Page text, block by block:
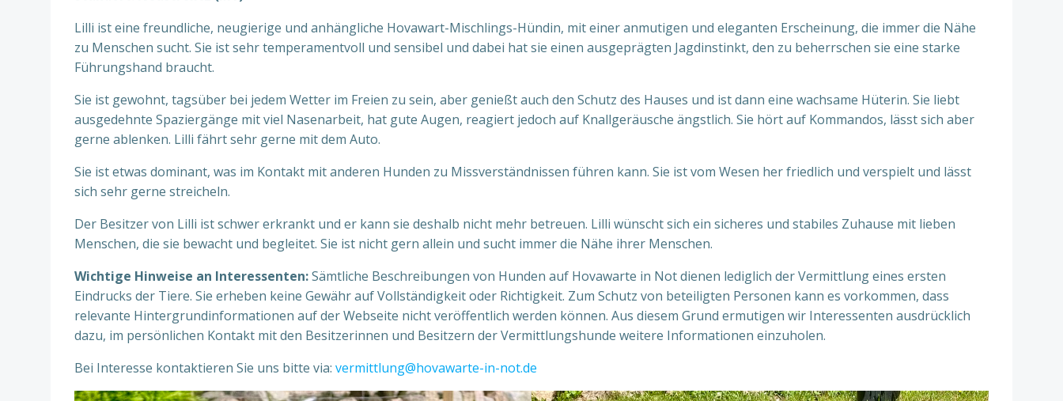
Lilli ist eine freundliche, neugierige und anhängliche Hovawart-Mischlings-Hündin, mit einer anmutigen und eleganten Erscheinung, die immer die Nähe
zu Menschen sucht. Sie ist sehr temperamentvoll und sensibel und dabei hat sie einen ausgeprägten Jagdinstinkt, den zu beherrschen sie eine starke
Führungshand braucht.
Sie ist gewohnt, tagsüber bei jedem Wetter im Freien zu sein, aber genießt auch den Schutz des Hauses und ist dann eine wachsame Hüterin. Sie liebt
ausgedehnte Spaziergänge mit viel Nasenarbeit, hat gute Augen, reagiert jedoch auf Knallgeräusche ängstlich. Sie hört auf Kommandos, lässt sich aber
gerne ablenken. Lilli fährt sehr gerne mit dem Auto.
Sie ist etwas dominant, was im Kontakt mit anderen Hunden zu Missverständnissen führen kann. Sie ist vom Wesen her friedlich und verspielt und lässt
sich sehr gerne streicheln.
Der Besitzer von Lilli ist schwer erkrankt und er kann sie deshalb nicht mehr betreuen. Lilli wünscht sich ein sicheres und stabiles Zuhause mit lieben
Menschen, die sie bewacht und begleitet. Sie ist nicht gern allein und sucht immer die Nähe ihrer Menschen.
Wichtige Hinweise an Interessenten:Sämtliche Beschreibungen von Hunden auf Hovawarte in Not dienen lediglich der Vermittlung eines ersten
Eindrucks der Tiere. Sie erheben keine Gewähr auf Vollständigkeit oder Richtigkeit. Zum Schutz von beteiligten Personen kann es vorkommen, dass
relevante Hintergrundinformationen auf der Webseite nicht veröffentlich werden können. Aus diesem Grund ermutigen wir Interessenten ausdrücklich
dazu, im persönlichen Kontakt mit den Besitzerinnen und Besitzern der Vermittlungshunde weitere Informationen einzuholen.
Bei Interesse kontaktieren Sie uns bitte via: vermittlung@hovawarte-in-not.de